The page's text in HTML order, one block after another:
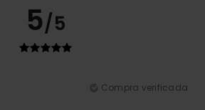
5/5
Compra verificada